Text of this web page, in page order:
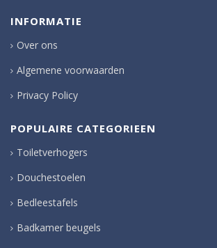
INFORMATIE
Over ons
Algemene voorwaarden
Privacy Policy
POPULAIRE CATEGORIEEN
Toiletverhogers
Douchestoelen
Bedleestafels
Badkamer beugels